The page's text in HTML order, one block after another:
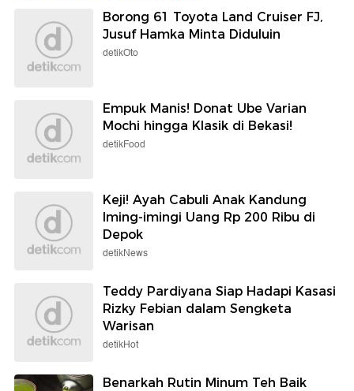
Borong 61 Toyota Land Cruiser FJ,
Jusuf Hamka Minta Diduluin
detikOto
Empuk Manis! Donat Ube Varian
Mochi hingga Klasik di Bekasi!
detikFood
Keji! Ayah Cabuli Anak Kandung
Iming-imingi Uang Rp 200 Ribu di
Depok
detikNews
Teddy Pardiyana Siap Hadapi Kasasi
Rizky Febian dalam Sengketa
Warisan
detikHot
Benarkah Rutin Minum Teh Baik